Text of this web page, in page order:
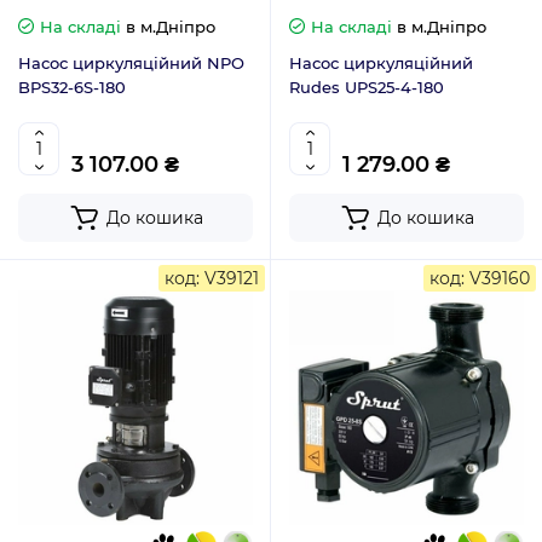
На складі в м.Дніпро
Насос циркуляційний NPO
BPS32-6S-180
3 107.00 ₴
До кошика
На складі в м.Дніпро
Насос циркуляційний
Rudes UPS25-4-180
1 279.00 ₴
До кошика
код: V39121 код: V39160